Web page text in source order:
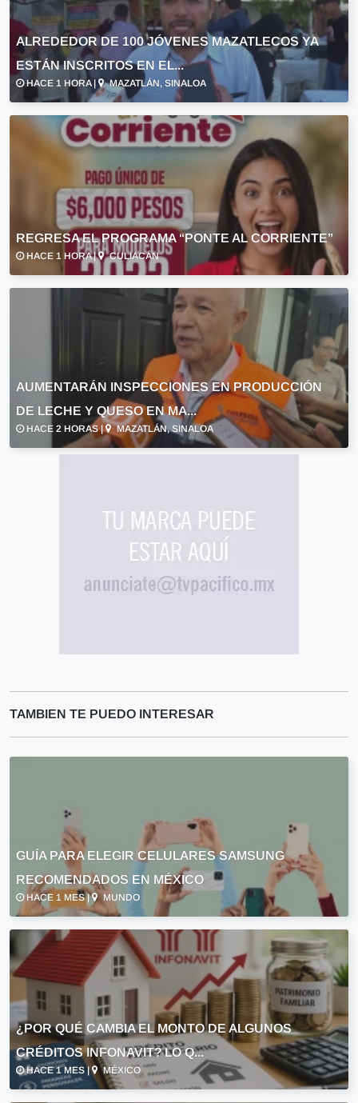
ALREDEDOR DE 100 JÓVENES MAZATLECOS YA
ESTÁN INSCRITOS EN EL...
HACE 1 HORA | MAZATLÁN, SINALOA
REGRESA EL PROGRAMA “PONTE AL CORRIENTE”
HACE 1 HORA | CULIACÁN
AUMENTARÁN INSPECCIONES EN PRODUCCIÓN
DE LECHE Y QUESO EN MA...
HACE 2 HORAS | MAZATLÁN, SINALOA
TAMBIEN TE PUEDO INTERESAR
GUÍA PARA ELEGIR CELULARES SAMSUNG
RECOMENDADOS EN MÉXICO
HACE 1 MES | MUNDO
¿POR QUÉ CAMBIA EL MONTO DE ALGUNOS
CRÉDITOS INFONAVIT? LO Q...
HACE 1 MES | MÉXICO